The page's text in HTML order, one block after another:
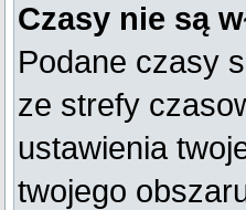
Czasy nie są
Podane czasy
ze strefy
ustawienia
twojego